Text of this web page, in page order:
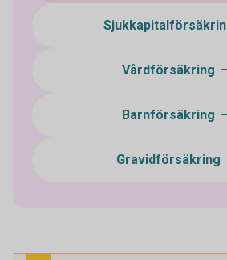
Vårdförsäkring
Barnförsäkring
Gravidförsäkring